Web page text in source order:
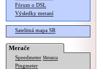
Fórum o DSL
Výsledky meraní
Satelitná mapa SR
Merače
Speedmeter Merania
Pingmeter